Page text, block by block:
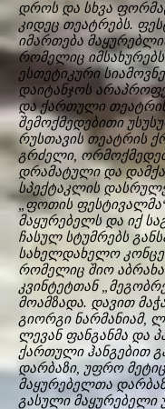
დროს და სხვა
კიდეც თეატრებს.
იმართება
რომელიც
ესთეტიკური
დაიტანჯოს
და ქართული
შემოქმედებითი
რუსთავის თეატრის
გრძელი,
დრამატული და
სპექტაკლის
„ფოთის
მაყურებელს და იქ
ჩასულ სტუმრებს
სახელდახელო
რომელიც შიო
კვინტეტთან
მოამზადა. დავით
გიორგი ნარმანიამ,
ლევან ფანგანმა და
ქართული ჰანგებით
დარბაზი, უფრო
მაყურებელთა
გასული მაყურებელი